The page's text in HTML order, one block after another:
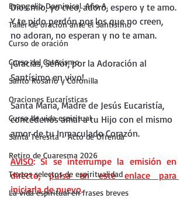
Evangelio Dominical. Año A.
Taller de oración ante el Santísimo
Curso de oración
Curso del Catecismo
Santo Rosario y Coronilla
Oraciones Eucarísticas
Curso de vida espiritual
Santa Teresita - Acto de Ofrenda
Retiro de Cuaresma 2026
Textos selectos de espiritualidad
La vida espiritual en frases breves
Dios mío, yo creo, adoro, espero y te amo.
Y te pido perdón por los que no creen,
no adoran, no esperan y no te aman.
¡Gracias, Señor, por la Adoración al
Santísimo en vivo!
Santa María, Madre de Jesús Eucaristía,
concédenos amar a tu Hijo con el mismo
amor de tu Inmaculado Corazón.
AVISO: Si se interrumpe la emisión en
directo, pulsa en este enlace para
iniciarla de nuevo.